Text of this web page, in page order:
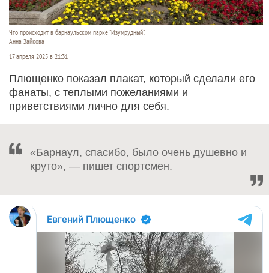
Что происходит в барнаульском парке "Изумрудный".
Анна Зайкова
17 апреля 2025 в 21:31
Плющенко показал плакат, который сделали его
фанаты, с теплыми пожеланиями и
приветствиями лично для себя.
«Барнаул, спасибо, было очень душевно и
круто», — пишет спортсмен.